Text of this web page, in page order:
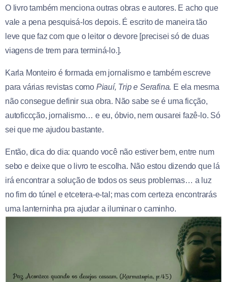
O livro também menciona outras obras e autores. E acho que
vale a pena pesquisá-los depois. É escrito de maneira tão
leve que faz com que o leitor o devore [precisei só de duas
viagens de trem para terminá-lo.].
Karla Monteiro é formada em jornalismo e também escreve
para várias revistas como Piauí, Trip e Serafina. E ela mesma
não consegue definir sua obra. Não sabe se é uma ficção,
autoficcção, jornalismo… e eu, óbvio, nem ousarei fazê-lo. Só
sei que me ajudou bastante.
Então, dica do dia: quando você não estiver bem, entre num
sebo e deixe que o livro te escolha. Não estou dizendo que lá
irá encontrar a solução de todos os seus problemas… a luz
no fim do túnel e etcetera-e-tal; mas com certeza encontrarás
uma lanterninha pra ajudar a iluminar o caminho.